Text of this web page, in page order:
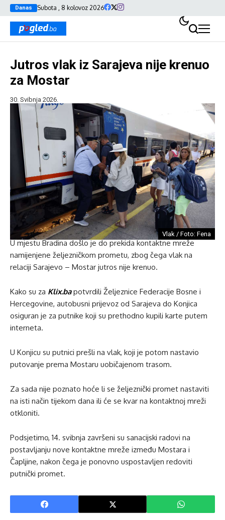
Danas Subota , 8 kolovoz 2026
Jutros vlak iz Sarajeva nije krenuo
za Mostar
30. Svibnja 2026.
Vlak / Foto: Fena
U mjestu Bradina došlo je do prekida kontaktne mreže
namijenjene željezničkom prometu, zbog čega vlak na
relaciji Sarajevo – Mostar jutros nije krenuo.
Kako su za Klix.bapotvrdili Željeznice Federacije Bosne i
Hercegovine, autobusni prijevoz od Sarajeva do Konjica
osiguran je za putnike koji su prethodno kupili karte putem
interneta.
U Konjicu su putnici prešli na vlak, koji je potom nastavio
putovanje prema Mostaru uobičajenom trasom.
Za sada nije poznato hoće li se željeznički promet nastaviti
na isti način tijekom dana ili će se kvar na kontaktnoj mreži
otkloniti.
Podsjetimo, 14. svibnja završeni su sanacijski radovi na
postavljanju nove kontaktne mreže između Mostara i
Čapljine, nakon čega je ponovno uspostavljen redoviti
putnički promet.